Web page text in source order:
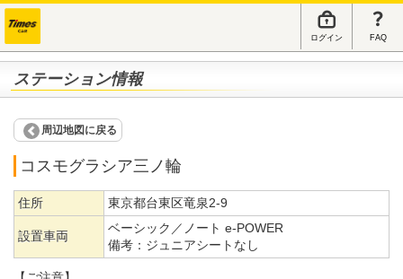
ログイン FAQ
ステーション情報
周辺地図に戻る
コスモグラシア三ノ輪
住所 東京都台東区竜泉2-9
設置車両
ベーシック／ノート e-POWER
備考： ジュニアシートなし